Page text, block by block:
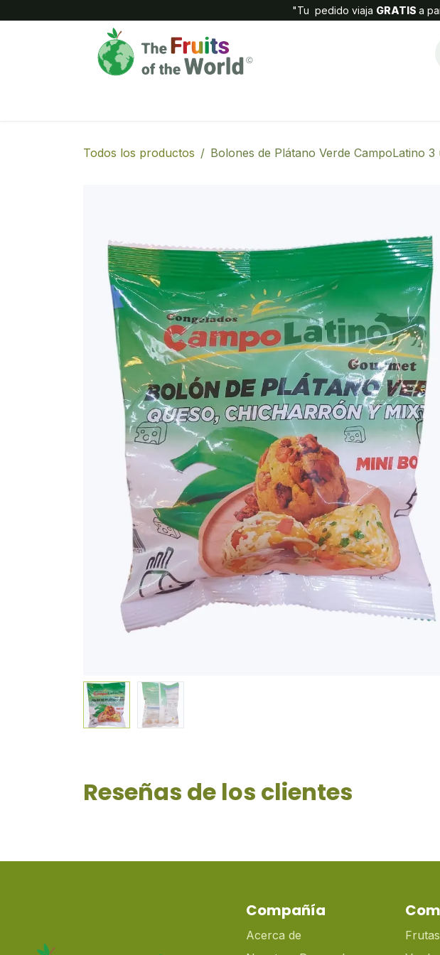
"Tu pedido viaja GRATIS a
Todos los productos Bolones de Plátano Verde CampoLatino 3
Reseñas de los clientes
Compañía
Acerca de